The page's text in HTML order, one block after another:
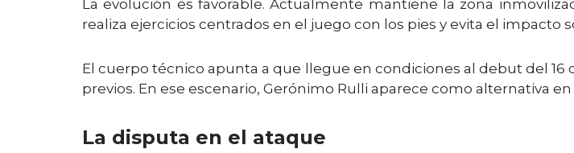
La evolución es favorable. Actualmente mantiene la zona
realiza ejercicios centrados en el juego con los pies y evita el impacto
El cuerpo técnico apunta a que llegue en condiciones al debut del
previos. En ese escenario, Gerónimo Rulli aparece como alternativa
La disputa en el ataque